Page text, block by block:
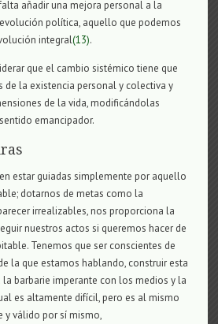
añadir una mejora personal a la
política, aquello que podemos
integral(13).
que el cambio sistémico tiene que
de la existencia personal y colectiva y
de la vida, modificándolas
emancipador.
estar guiadas simplemente por aquello
dotarnos de metas como la
irrealizables, nos proporciona la
nuestros actos si queremos hacer de
Tenemos que ser conscientes de
la que estamos hablando, construir esta
barbarie imperante con los medios y la
es altamente difícil, pero es al mismo
y válido por sí mismo,